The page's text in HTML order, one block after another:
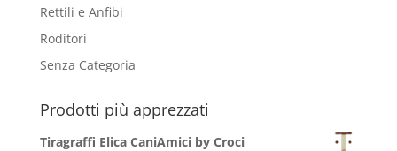
Rettili e Anfibi
Roditori
Senza Categoria
Prodotti più apprezzati
Tiragraffi Elica CaniAmici by Croci